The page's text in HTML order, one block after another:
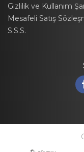
Gizlilik ve Kullanım
Mesafeli Satış
S.S.S.